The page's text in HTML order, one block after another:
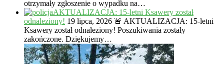
otrzymały zgłoszenie o wypadku na…
AKTUALIZACJA: 15-letni Ksawery został
odnaleziony! 19 lipca, 2026 🚨 AKTUALIZACJA: 15-letni
Ksawery został odnaleziony! Poszukiwania zostały
zakończone. Dziękujemy…